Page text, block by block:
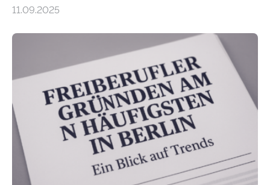
Dr. Matthias Beenken und Prof. Dr. Lukas Linnenbrink
Bundesverbands Deutscher Versicherungskaufleute e.V.
durchgeführt haben. Die Studie basiert auf den
Antworten von 1.440 selbstständigen
Versicherungsvertreter*innen und -makler*innen. Ein
Ergebnis: Deutlich mehr als die Hälfte der Befragten ist
über 50 Jahre alt und wird in den nächsten Jahren eine
Nachfolgeregelung benötigen. Aber nur ein Drittel hat
bereits Regelungen…
11.09.2025